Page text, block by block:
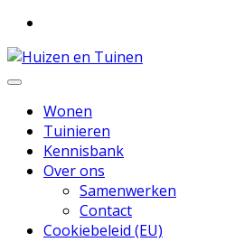
Huizen en Tuinen
Inspiratie voor wonen en tuinieren
Wonen
Tuinieren
Kennisbank
Over ons
Samenwerken
Contact
Cookiebeleid (EU)